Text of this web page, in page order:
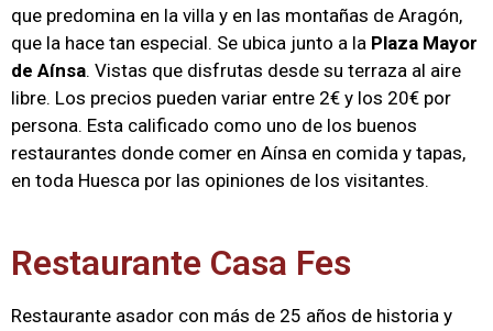
que predomina en la villa y en las montañas de Aragón,
que la hace tan especial. Se ubica junto a la Plaza Mayor
de Aínsa. Vistas que disfrutas desde su terraza al aire
libre. Los precios pueden variar entre 2€ y los 20€ por
persona. Esta calificado como uno de los buenos
restaurantes donde comer en Aínsa en comida y tapas,
en toda Huesca por las opiniones de los visitantes.
Restaurante Casa Fes
Restaurante asador con más de 25 años de historia y